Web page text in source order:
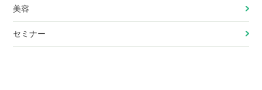
美容
セミナー